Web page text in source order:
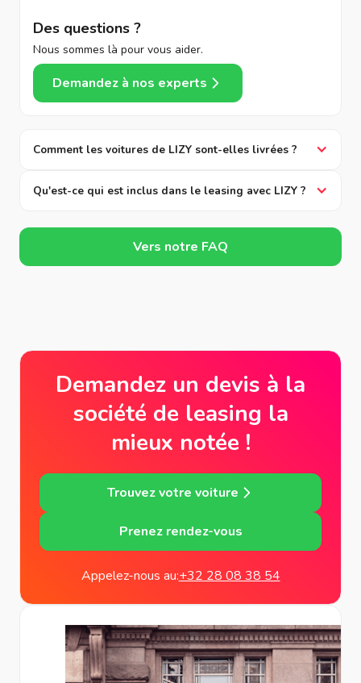
Des questions ?
Nous sommes là pour vous aider.
Demandez à nos experts
Comment les voitures de LIZY sont-elles livrées ?
Qu'est-ce qui est inclus dans le leasing avec LIZY ?
Vers notre FAQ
Demandez un devis à la
société de leasing la
mieux notée !
Trouvez votre voiture
Prenez rendez-vous
Appelez-nous au:+32 28 08 38 54